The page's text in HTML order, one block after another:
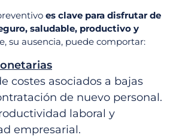
es clave para disfrutar de
saludable, productivo y
su ausencia, puede comportar:
costes asociados a bajas
de nuevo personal.
laboral y
empresarial.